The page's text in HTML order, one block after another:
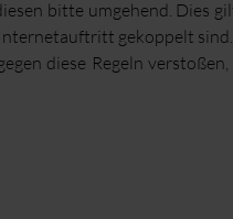
bitte umgehend. Dies
gekoppelt
diese Regeln